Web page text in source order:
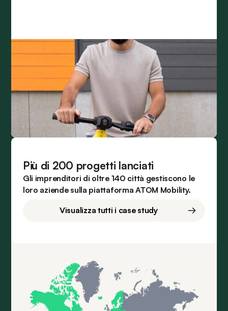
Più di 200 progetti lanciati
Gli imprenditori di oltre 140 città gestiscono le
loro aziende sulla piattaforma ATOM Mobility.
Visualizza tutti i case study